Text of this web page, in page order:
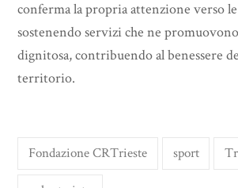
conferma la propria attenzione verso
sostenendo servizi che ne
dignitosa, contribuendo al benessere
territorio.
Fondazione CRTrieste sport